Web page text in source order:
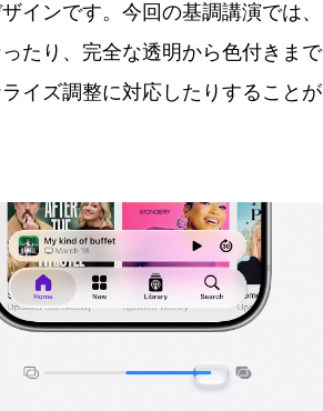
インです。今回の基調講演では、
たり、完全な透明から色付きまで
イズ調整に対応したりすることが